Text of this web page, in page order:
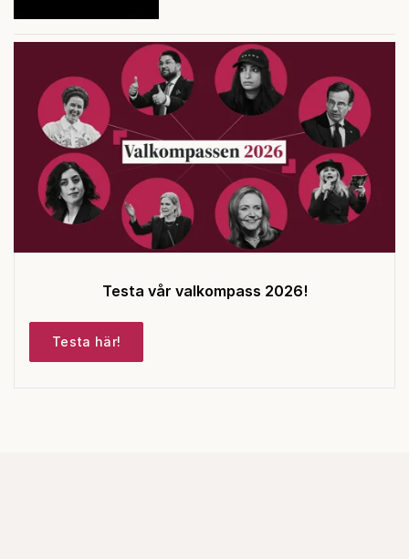
Testa vår valkompass 2026!
Testa här!